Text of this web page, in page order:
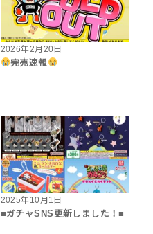
2026年2月20日
完売速報
2025年10月1日
■ガチャSNS更新しました！■